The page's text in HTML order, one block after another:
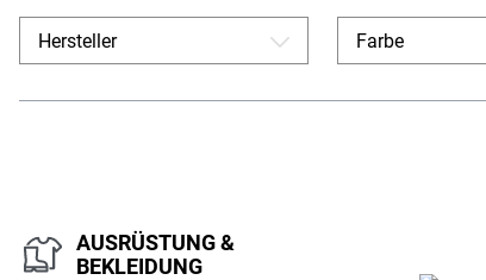
Hersteller A Farbe
AUSRÜSTUNG &
BEKLEIDUNG